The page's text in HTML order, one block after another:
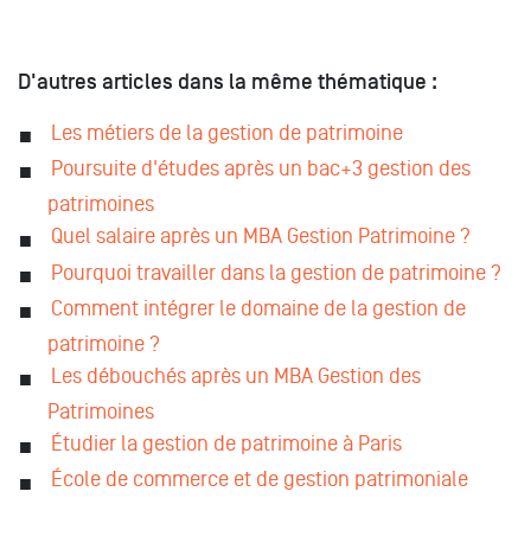
D'autres articles dans la même thématique :
Les métiers de la gestion de patrimoine
Poursuite d'études après un bac+3 gestion des
patrimoines
Quel salaire après un MBA Gestion Patrimoine ?
Pourquoi travailler dans la gestion de patrimoine ?
Comment intégrer le domaine de la gestion de
patrimoine ?
Les débouchés après un MBA Gestion des
Patrimoines
Étudier la gestion de patrimoine à Paris
École de commerce et de gestion patrimoniale